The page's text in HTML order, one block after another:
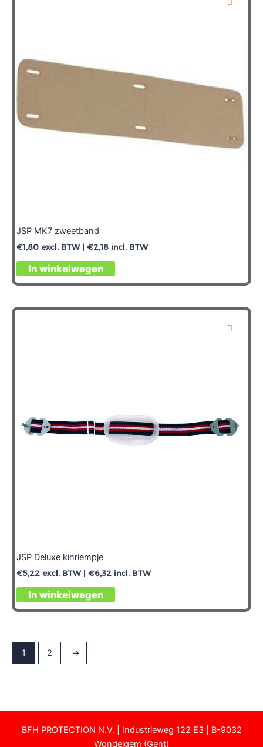
JSP MK7 zweetband
€1,80 excl. BTW | €2,18 incl. BTW
In winkelwagen
JSP Deluxe kinriempje
€5,22 excl. BTW | €6,32 incl. BTW
In winkelwagen
1 2 →
BFH PROTECTION N.V. | Industrieweg 122 E3 | B-9032
Wondelgem (Gent)